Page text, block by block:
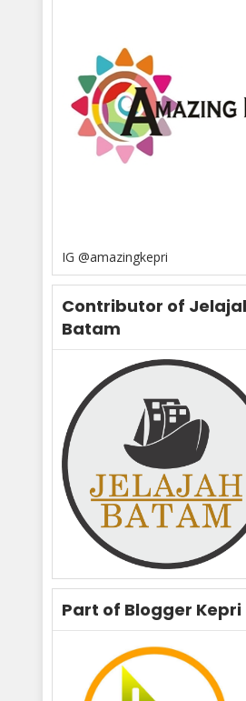
IG @amazingkepri
Contributor of
Batam
Part of Blogger Kepri